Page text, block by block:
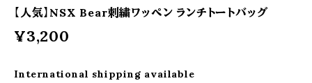
【人気】NSX Bear刺繍ワッペン ランチトートバッグ
¥3,200
International shipping available